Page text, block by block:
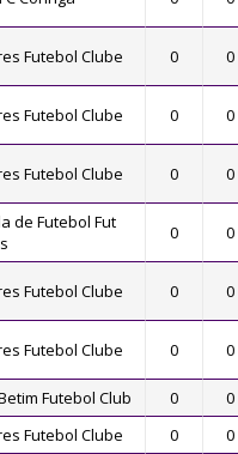
Futebol Clube 0 0
Futebol Clube 0 0
Futebol Clube 0 0
de Futebol Fut
0 0
Futebol Clube 0 0
Futebol Clube 0 0
Futebol Club 0 0
Futebol Clube 0 0